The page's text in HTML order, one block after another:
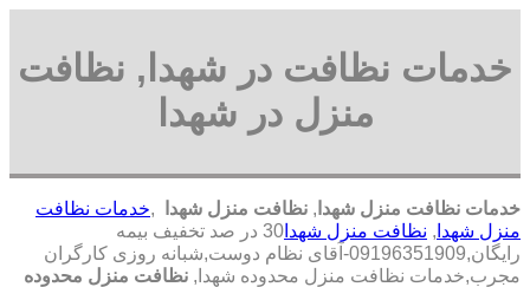
خدمات نظافت در شهدا, نظافت
منزل در شهدا
خدمات نظافت منزل شهدا , نظافت منزل شهدا ,خدمات نظافت
منزل شهدا , نظافت منزل شهدا
30 در صد تخفیف بیمه
رایگان,09196351909-آقای نظام دوست,شبانه روزی کارگران
مجرب,خدمات نظافت منزل محدوده شهدا, نظافت منزل محدوده